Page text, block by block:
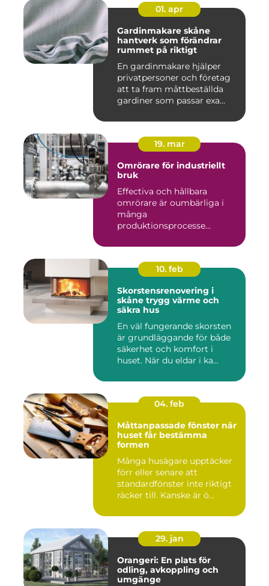
01. apr
Gardinmakare skåne
hantverk som förändrar
rummet på riktigt
En gardinmakare hjälper
privatpersoner och företag
att ta fram måttbeställda
gardiner som passar exa...
19. mar
Omrörare för industriellt
bruk
Effectiva och hållbara
omrörare är oumbärliga i
många
produktionsprocesse...
10. feb
Skorstensrenovering i
skåne trygg värme och
säkra hus
En väl fungerande skorsten
är grundläggande för både
säkerhet och komfort i
huset. När du eldar i ka...
04. feb
Måttanpassade fönster när
huset får bestämma
formen
Många husägare upptäcker
förr eller senare att
standardfönster inte riktigt
räcker till. Kanske är ö...
29. jan
Orangeri: En plats för
odling, avkoppling och
umgänge